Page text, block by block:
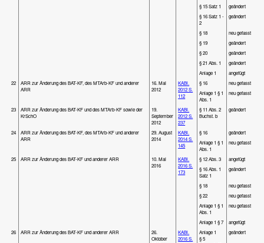
§ 15 Satz 1
geändert
§ 16 Satz 1 -
2
geändert
§ 18
neu gefasst
§ 19
geändert
§ 20
geändert
§ 21 Abs. 1
geändert
Anlage 1
angefügt
22
ARR zur Änderung des BAT-KF, des MTArb-KF und anderer
ARR
16. Mai
2012
KABl.
2012 S.
112
§ 16
neu gefasst
Anlage 1 § 1
Abs. 1
neu gefasst
23
ARR zur Änderung des BAT-KF und des MTArb-KF sowie der
KrSchO
19.
September
2012
KABl.
2012 S.
237
§ 11 Abs. 2
Buchst. b
geändert
24
ARR zur Änderung des BAT-KF, des MTArb-KF und anderer
ARR
29. August
2014
KABl.
2014 S.
145
§ 16
geändert
Anlage 1 § 1
Abs. 1
neu gefasst
25 ARR zur Änderung des BAT-KF und anderer ARR
10. Mai
2016
KABl.
2016 S.
173
§ 12 Abs. 3
angefügt
§ 16 Abs. 1
Satz 1
geändert
§ 18
neu gefasst
§ 22
neu gefasst
Anlage 1 § 1
Abs. 1
neu gefasst
Anlage 1 § 7
angefügt
26
ARR zur Änderung des BAT-KF und anderer ARR
26.
Oktober
KABl.
2016 S.
Anlage 1
§ 5
geändert